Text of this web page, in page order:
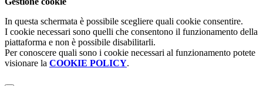
In questa schermata è possibile scegliere quali cookie consentire.
I cookie necessari sono quelli che consentono il funzionamento della
piattaforma e non è possibile disabilitarli.
Per conoscere quali sono i cookie necessari al funzionamento potete
visionare la COOKIE POLICY.